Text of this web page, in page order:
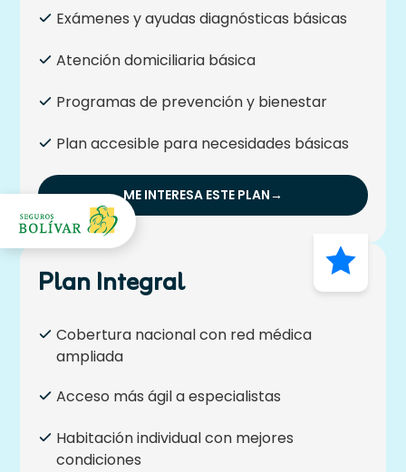
Exámenes y ayudas diagnósticas básicas
Atención domiciliaria básica
Programas de prevención y bienestar
Plan accesible para necesidades básicas
ME INTERESA ESTE PLAN→
Plan Integral
Cobertura nacional con red médica
ampliada
Acceso más ágil a especialistas
Habitación individual con mejores
condiciones